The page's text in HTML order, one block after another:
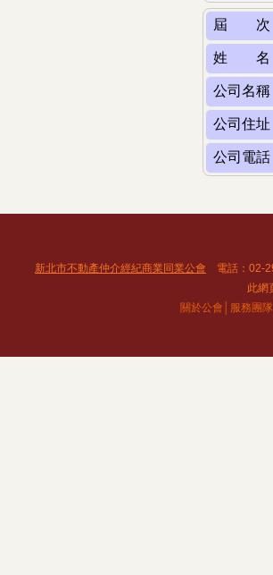
屆 次
姓 名
公司名稱
公司住址
公司電話
新北市不動產仲介經紀商業同業公會 電話：02-
此
關於公會│ 服務團隊│